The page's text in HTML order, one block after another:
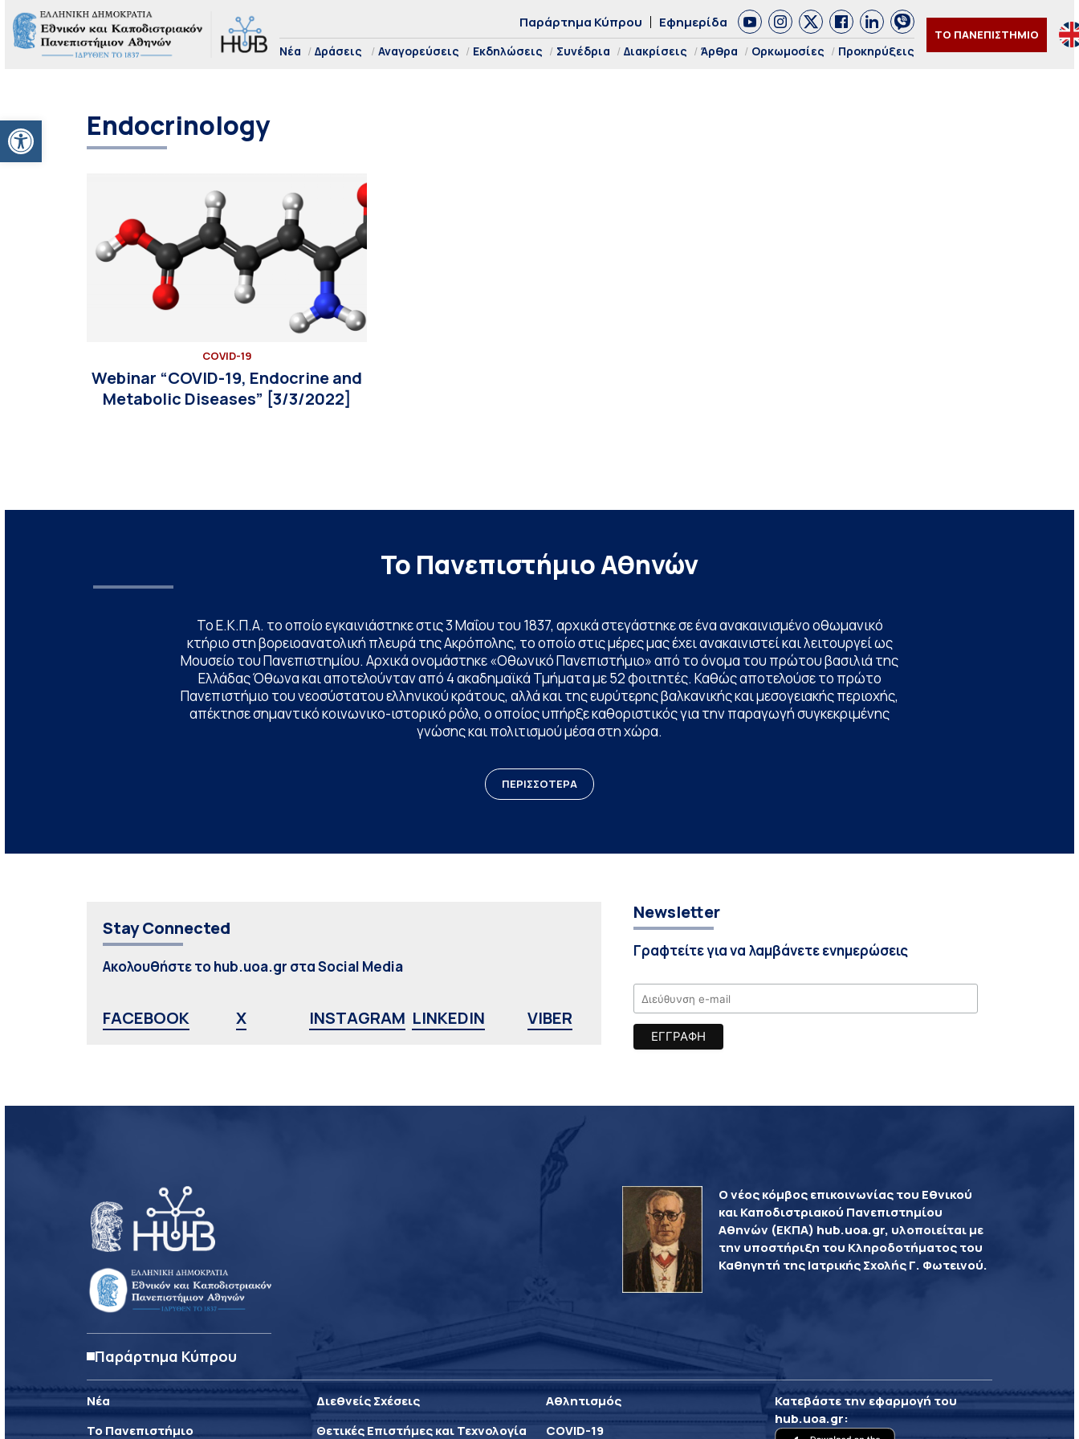
Ανοίξτε τη γραμμή εργαλείων
Παράρτημα Κύπρου Εφημερίδα
Νέα Δράσεις Αναγορεύσεις Εκδηλώσεις Συνέδρια Διακρίσεις Άρθρα Ορκωμοσίες Προκηρύξεις
ΤΟ ΠΑΝΕΠΙΣΤΗΜΙΟ
Endocrinology
COVID-19
Webinar “COVID-19, Endocrine and
Metabolic Diseases” [3/3/2022]
Το Πανεπιστήμιο Αθηνών
Το Ε.Κ.Π.Α. το οποίο εγκαινιάστηκε στις 3 Μαΐου του 1837, αρχικά στεγάστηκε σε ένα ανακαινισμένο οθωμανικό
κτήριο στη βορειοανατολική πλευρά της Ακρόπολης, το οποίο στις μέρες μας έχει ανακαινιστεί και λειτουργεί ως
Μουσείο του Πανεπιστημίου. Αρχικά ονομάστηκε «Οθωνικό Πανεπιστήμιο» από το όνομα του πρώτου βασιλιά της
Ελλάδας Όθωνα και αποτελούνταν από 4 ακαδημαϊκά Τμήματα με 52 φοιτητές. Καθώς αποτελούσε το πρώτο
Πανεπιστήμιο του νεοσύστατου ελληνικού κράτους, αλλά και της ευρύτερης βαλκανικής και μεσογειακής περιοχής,
απέκτησε σημαντικό κοινωνικο-ιστορικό ρόλο, ο οποίος υπήρξε καθοριστικός για την παραγωγή συγκεκριμένης
γνώσης και πολιτισμού μέσα στη χώρα.
ΠΕΡΙΣΣΟΤΕΡΑ
Stay Connected
Ακολουθήστε το hub.uoa.gr στα Social Media
FACEBOOK X INSTAGRAM LINKEDIN VIBER
Newsletter
Γραφτείτε για να λαμβάνετε ενημερώσεις
Παράρτημα Κύπρου
Ο νέος κόμβος επικοινωνίας του Εθνικού
και Καποδιστριακού Πανεπιστημίου
Αθηνών (ΕΚΠΑ) hub.uoa.gr, υλοποιείται με
την υποστήριξη του Κληροδοτήματος του
Καθηγητή της Ιατρικής Σχολής Γ. Φωτεινού.
Νέα
Το Πανεπιστήμιο
Διεθνείς Σχέσεις
Θετικές Επιστήμες και Τεχνολογία
Αθλητισμός
COVID-19
Κατεβάστε την εφαρμογή του
hub.uoa.gr: